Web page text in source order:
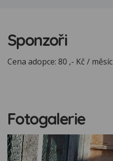
Sponzoři
Cena adopce: 80 ,- Kč / měsíc
Fotogalerie